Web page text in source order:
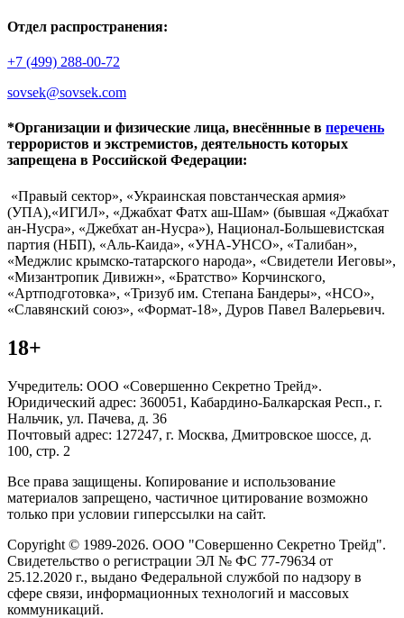
Отдел распространения:
+7 (499) 288-00-72
sovsek@sovsek.com
*Организации и физические лица, внесённные в перечень
террористов и экстремистов, деятельность которых
запрещена в Российской Федерации:
«Правый сектор», «Украинская повстанческая армия»
(УПА),«ИГИЛ», «Джабхат Фатх аш-Шам» (бывшая «Джабхат
ан-Нусра», «Джебхат ан-Нусра»), Национал-Большевистская
партия (НБП), «Аль-Каида», «УНА-УНСО», «Талибан»,
«Меджлис крымско-татарского народа», «Свидетели Иеговы»,
«Мизантропик Дивижн», «Братство» Корчинского,
«Артподготовка», «Тризуб им. Степана Бандеры», «НСО»,
«Славянский союз», «Формат-18», Дуров Павел Валерьевич.
18+
Учредитель: ООО «Совершенно Секретно Трейд».
Юридический адрес: 360051, Кабардино-Балкарская Респ., г.
Нальчик, ул. Пачева, д. 36
Почтовый адрес: 127247, г. Москва, Дмитровское шоссе, д.
100, стр. 2
Все права защищены. Копирование и использование
материалов запрещено, частичное цитирование возможно
только при условии гиперссылки на сайт.
Copyright © 1989-2026. ООО "Совершенно Секретно Трейд".
Свидетельство о регистрации ЭЛ № ФС 77-79634 от
25.12.2020 г., выдано Федеральной службой по надзору в
сфере связи, информационных технологий и массовых
коммуникаций.